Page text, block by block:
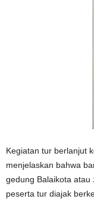
Kegiatan tur berlanjut
menjelaskan bahwa
gedung Balaikota atau
peserta tur diajak